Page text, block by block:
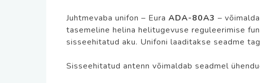
Juhtmevaba unifon – Eura ADA-80A3 –
tasemeline helina helitugevuse reguleerimise
sisseehitatud aku. Unifoni laaditakse seadme
Sisseehitatud antenn võimaldab seadmel